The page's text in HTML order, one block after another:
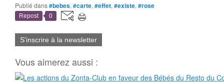
Publié dans#bebes, #carte, #effet, #existe, #rose
Repost 0
S'inscrire à la newsletter
Vous aimerez aussi :